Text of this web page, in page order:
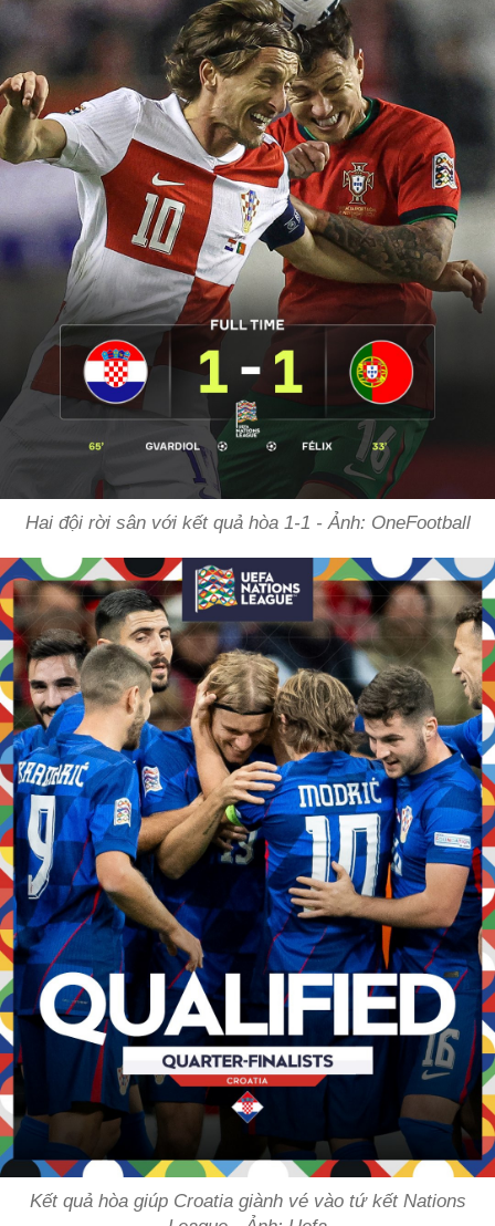
Hai đội rời sân với kết quả hòa 1-1 - Ảnh: OneFootball
Kết quả hòa giúp Croatia giành vé vào tứ kết Nations